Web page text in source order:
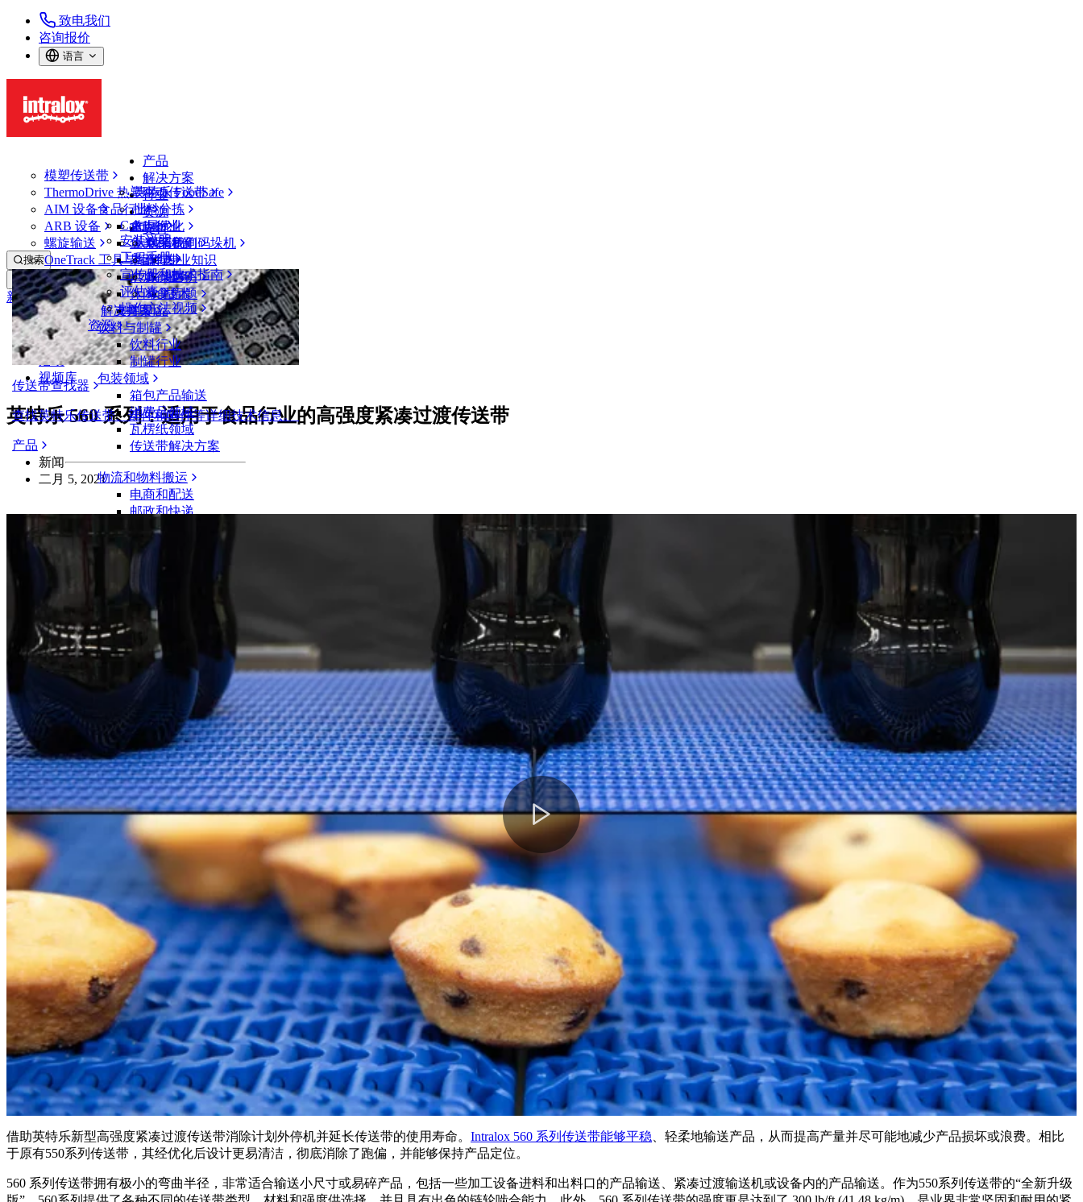
致电我们
咨询报价
语言
产品
模塑传送带
ThermoDrive 热塑驱动传送带
AIM 设备
ARB 设备
螺旋输送
OneTrack 工具与组件
传送带查找器
查找英特乐传送带、部件和附件等详细技术信息。
产品
解决方案
英特乐 FoodSafe
批料分拣
布局优化
从包装机到码垛机
专业知识
服务
技术
解决方案
行业
食品行业
禽肉行业
鱼类和海鲜
果蔬行业
烘焙行业
休闲食品
乳制品
饮料与制罐
饮料行业
制罐行业
包装领域
箱包产品输送
消费品领域
瓦楞纸领域
传送带解决方案
物流和物料搬运
电商和配送
邮政和快递
轮胎和汽车
轮胎
汽车领域
新能源汽车动力电池
工业
资源
CalcLab
安装说明
工程手册
宣传册和技术指南
评估表
操作方法视频
资源
支持
联系我们
保证
政策声明
常见问题
支持
搜索
打开菜单
新闻&媒体
新闻与见解
案例研究
活动
视频库
英特乐 560 系列：适用于食品行业的高强度紧凑过渡传送带
新闻
二月 5, 2021
Play
Video
借助英特乐新型高强度紧凑过渡传送带消除计划外停机并延长传送带的使用寿命。 Intralox 560 系列传送带能够平稳 、轻柔地输送产品，从而提高产量并尽可能地减少产品损坏或浪费。相比
于原有550系列传送带，其经优化后设计更易清洁，彻底消除了跑偏，并能够保持产品定位。
560 系列传送带拥有极小的弯曲半径，非常适合输送小尺寸或易碎产品，包括一些加工设备进料和出料口的产品输送、紧凑过渡输送机或设备内的产品输送。作为550系列传送带的“全新升级